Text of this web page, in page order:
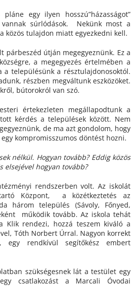
egy ilyen hosszú”házasságot”
súrlódások. Nekünk most a
közös tulajdon miatt egyezkedni kell.
útján megegyeznünk. Ez a
a megegyezés értelmében a
a településünk a résztulajdonosoktól.
részben megváltunk eszközöket.
bútorokról van szó.
értekezleten megállapodtunk a
kérdés a települések között. Nem
de ma azt gondolom, hogy
kompromisszumos döntést hozni.
nélkül. Hogyan tovább? Eddig közös
hogyan tovább?
rendszerben volt. Az iskolát
Központ, a közétkeztetés az
három település (Sávoly, Főnyed,
működik tovább. Az iskola tehát
rendezi, hozzá teszem kiváló a
Tóth Norbert Úrral. Nagyon korrekt
egy rendkívül segítőkész embert
szükségesnek lát a testület egy
csatlakozást a Marcali Óvodai